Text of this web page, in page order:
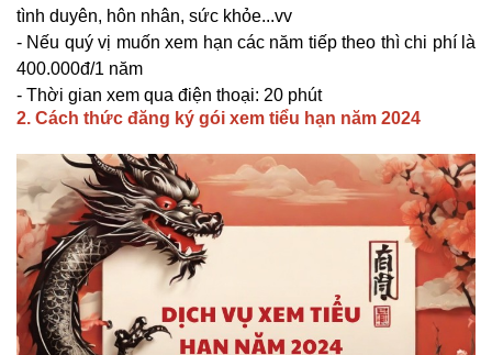
tình duyên, hôn nhân, sức khỏe...vv
- Nếu quý vị muốn xem hạn các năm tiếp theo thì chi phí là
400.000đ/1 năm
- Thời gian xem qua điện thoại: 20 phút
2. Cách thức đăng ký gói xem tiểu hạn năm 2024